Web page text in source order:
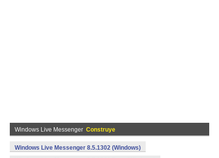
Windows Live Messenger Construye
Windows Live Messenger 8.5.1302 (Windows)